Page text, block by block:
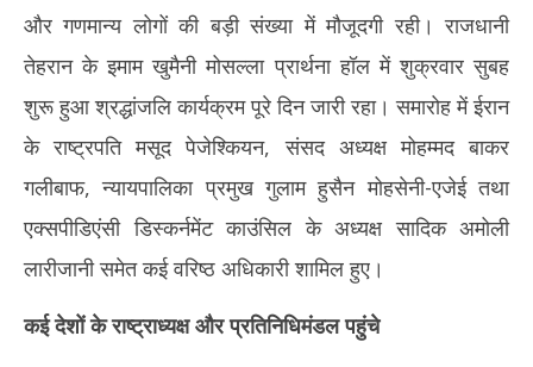
NOW VIEWING
पूर्व सर्वोच्च नेता अयातुल्ला अली खामेनेई को श्रद्धांजलि, तेहरान में जुटे कई देशों के
शीर्ष नेता
July
4,
2026
4,
और गणमान्य लोगों की बड़ी संख्या में मौजूदगी रही। राजधानी
तेहरान के इमाम खुमैनी मोसल्ला प्रार्थना हॉल में शुक्रवार सुबह
शुरू हुआ श्रद्धांजलि कार्यक्रम पूरे दिन जारी रहा। समारोह में ईरान
के राष्ट्रपति मसूद पेजेश्कियन, संसद अध्यक्ष मोहम्मद बाकर
गलीबाफ, न्यायपालिका प्रमुख गुलाम हुसैन मोहसेनी-एजेई तथा
एक्सपीडिएंसी डिस्कर्नमेंट काउंसिल के अध्यक्ष सादिक अमोली
लारीजानी समेत कई वरिष्ठ अधिकारी शामिल हुए।
कई देशों के राष्ट्राध्यक्ष और प्रतिनिधिमंडल पहुंचे